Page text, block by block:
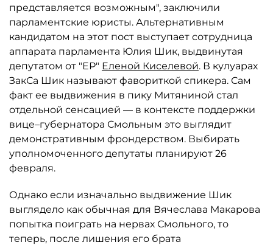
представляется возможным", заключили
парламентские юристы. Альтернативным
кандидатом на этот пост выступает сотрудница
аппарата парламента Юлия Шик, выдвинутая
депутатом от "ЕР" Еленой Киселевой. В кулуарах
ЗакСа Шик называют фавориткой спикера. Сам
факт ее выдвижения в пику Митяниной стал
отдельной сенсацией — в контексте поддержки
вице–губернатора Смольным это выглядит
демонстративным фрондерством. Выбирать
уполномоченного депутаты планируют 26
февраля.
Однако если изначально выдвижение Шик
выглядело как обычная для Вячеслава Макарова
попытка поиграть на нервах Смольного, то
теперь, после лишения его брата